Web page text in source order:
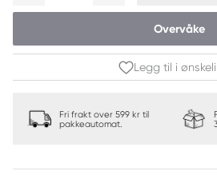
Overvåke
Legg til i
Fri frakt over 599 kr til
pakkeautomat.